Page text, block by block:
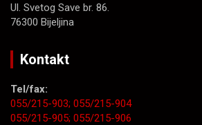
Ul. Svetog Save br. 86.
76300 Bijeljina
Kontakt
Tel/fax:
055/215-903; 055/215-904
055/215-905; 055/215-906